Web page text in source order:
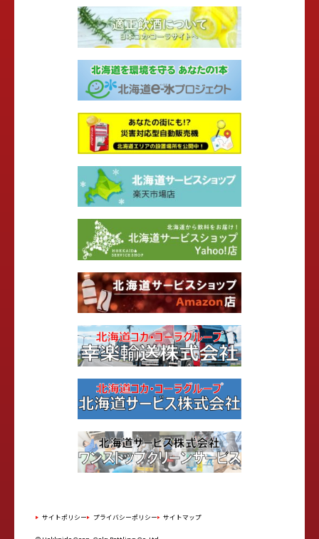
サイトポリシー プライバシーポリシー サイトマップ